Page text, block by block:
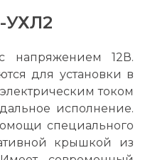
УХЛ2
напряжением 12В.
для установки в
током
исполнение.
специального
крышкой из